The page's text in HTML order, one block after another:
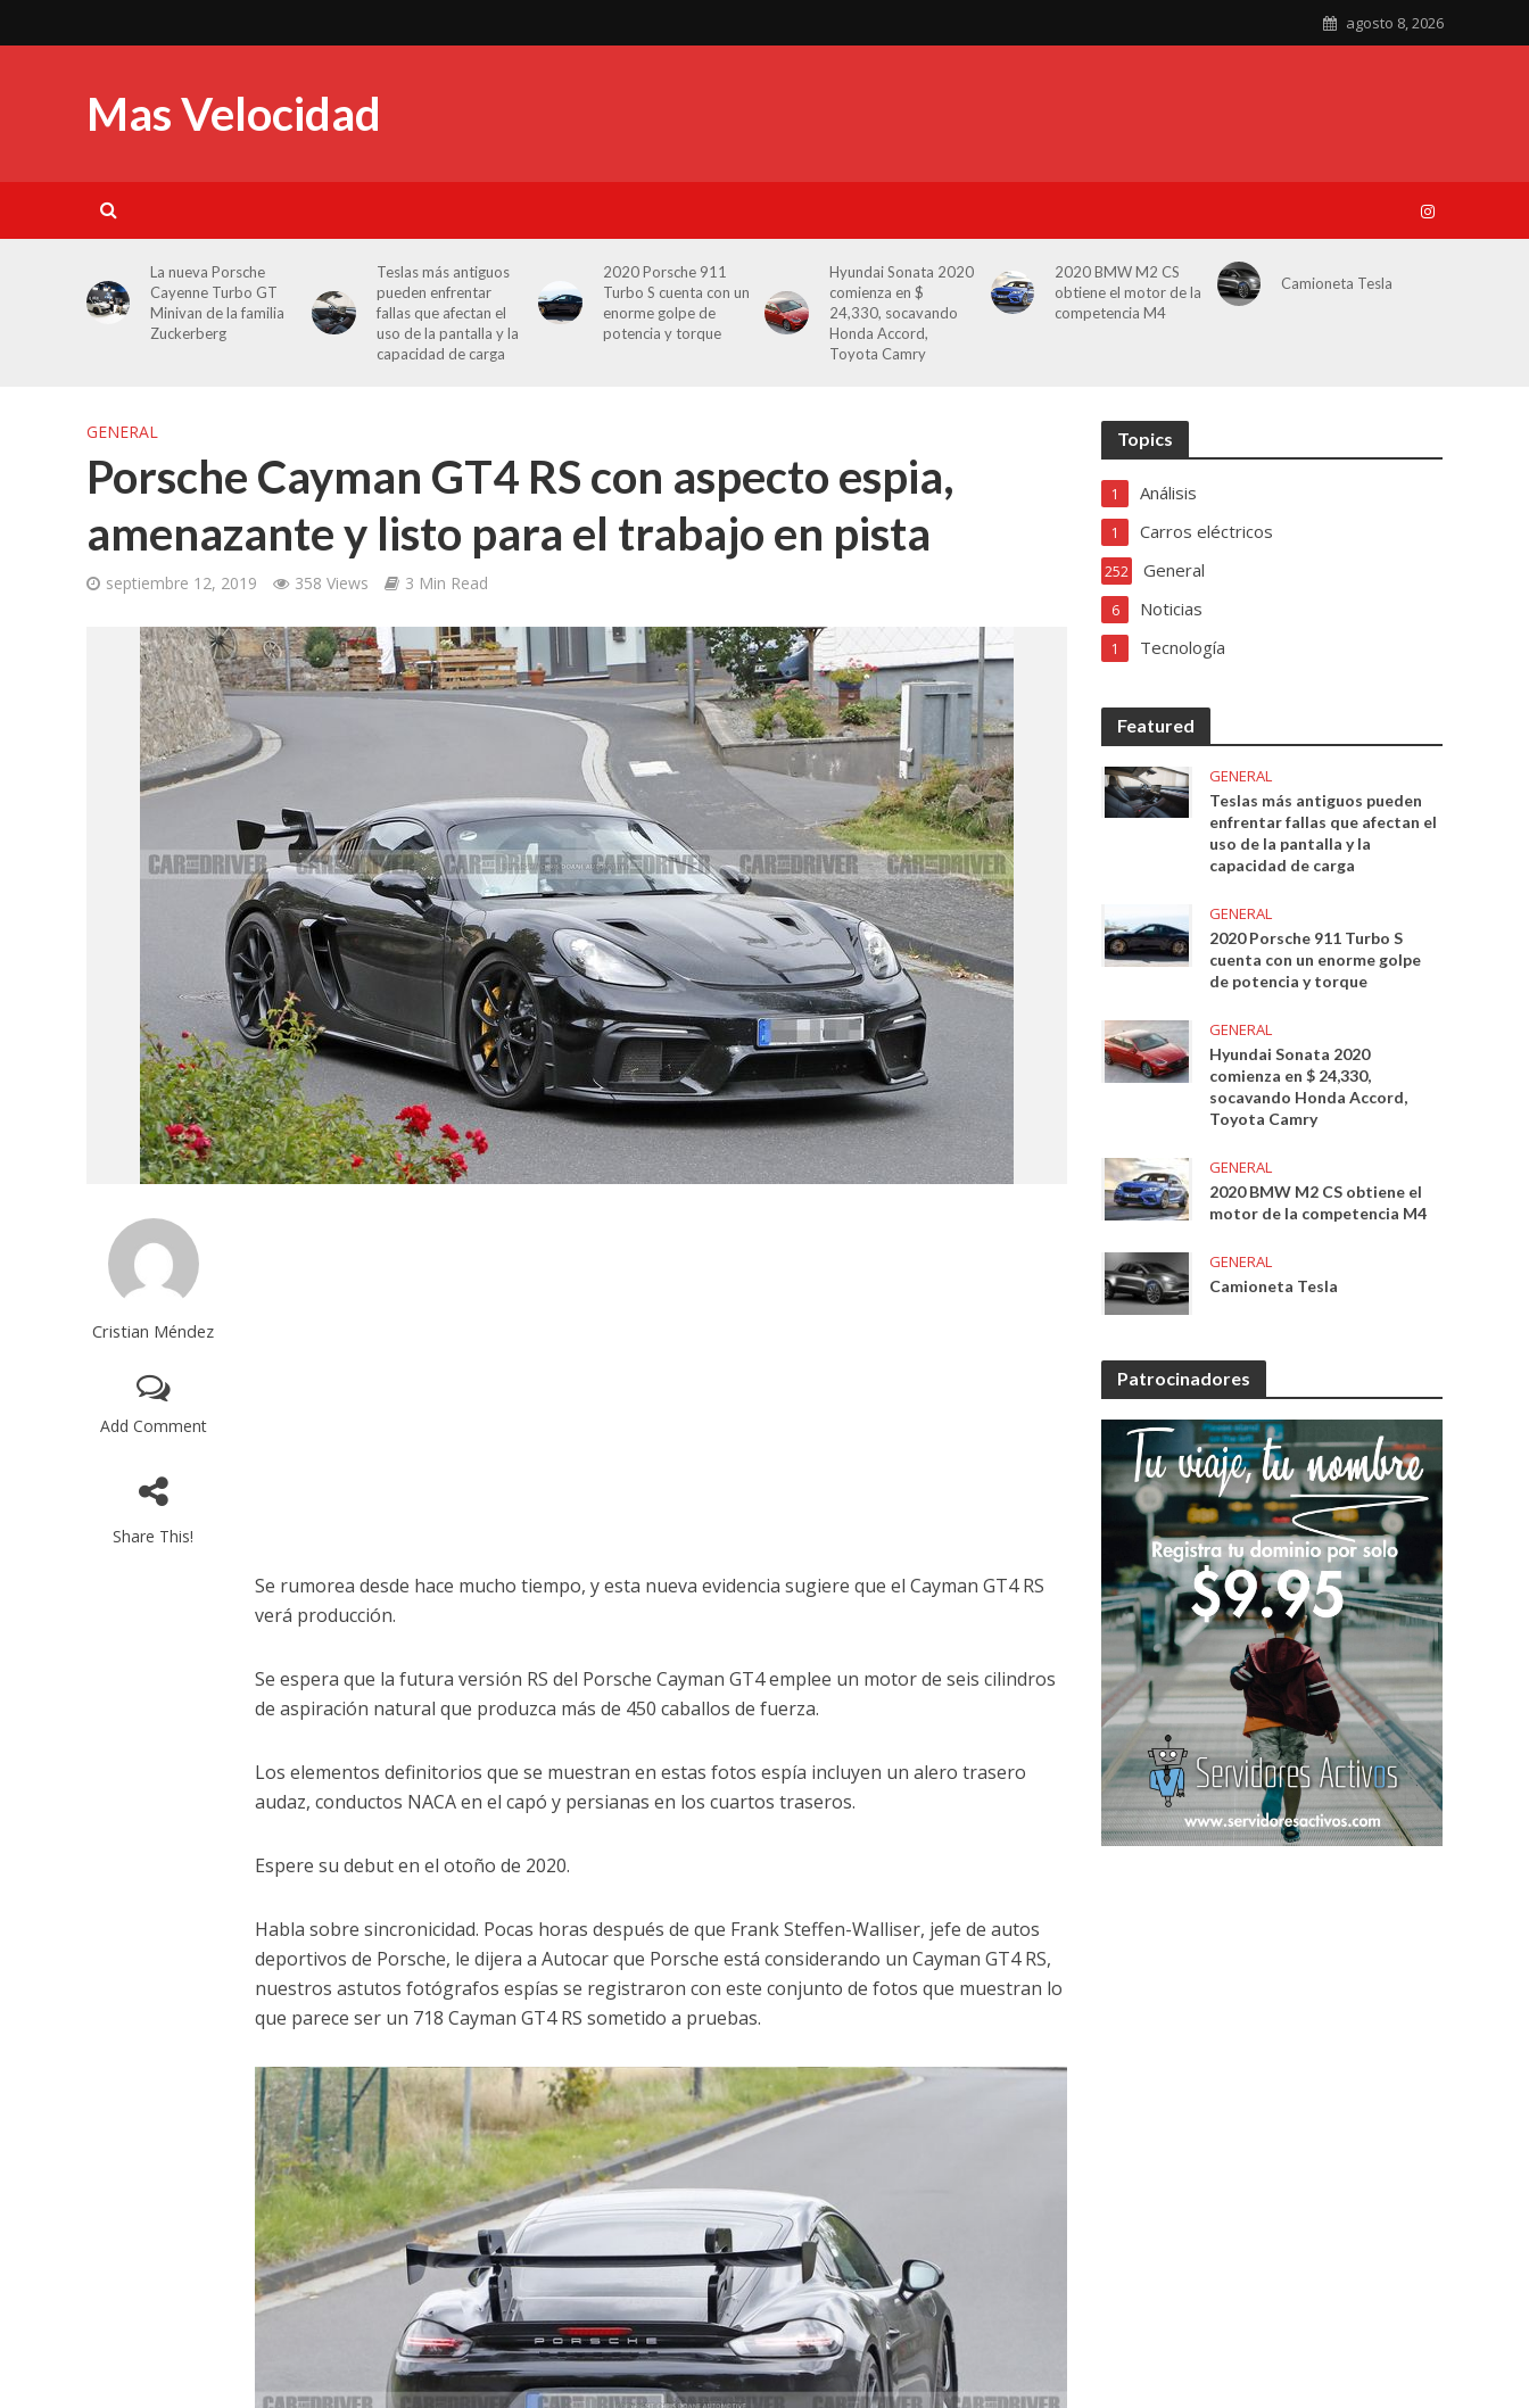
agosto 8, 2026
Mas Velocidad
La nueva Porsche
Cayenne Turbo GT
Minivan de la familia
Zuckerberg
Teslas más antiguos
pueden enfrentar
fallas que afectan el
uso de la pantalla y la
capacidad de carga
2020 Porsche 911
Turbo S cuenta con un
enorme golpe de
potencia y torque
Hyundai Sonata 2020
comienza en $
24,330, socavando
Honda Accord,
Toyota Camry
2020 BMW M2 CS
obtiene el motor de la
competencia M4
Camioneta Tesla
GENERAL
Porsche Cayman GT4 RS con aspecto espia,
amenazante y listo para el trabajo en pista
septiembre 12, 2019 358 Views 3 Min Read
Cristian Méndez
Add Comment
Share This!
Se rumorea desde hace mucho tiempo, y esta nueva evidencia sugiere que el Cayman GT4 RS
verá producción.
Se espera que la futura versión RS del Porsche Cayman GT4 emplee un motor de seis cilindros
de aspiración natural que produzca más de 450 caballos de fuerza.
Los elementos definitorios que se muestran en estas fotos espía incluyen un alero trasero
audaz, conductos NACA en el capó y persianas en los cuartos traseros.
Espere su debut en el otoño de 2020.
Habla sobre sincronicidad. Pocas horas después de que Frank Steffen-Walliser, jefe de autos
deportivos de Porsche, le dijera a Autocar que Porsche está considerando un Cayman GT4 RS,
nuestros astutos fotógrafos espías se registraron con este conjunto de fotos que muestran lo
que parece ser un 718 Cayman GT4 RS sometido a pruebas.
Topics
Análisis
1
Carros eléctricos
1
General
252
Noticias
6
Tecnología
1
Featured
GENERAL
Teslas más antiguos pueden
enfrentar fallas que afectan el
uso de la pantalla y la
capacidad de carga
GENERAL
2020 Porsche 911 Turbo S
cuenta con un enorme golpe
de potencia y torque
GENERAL
Hyundai Sonata 2020
comienza en $ 24,330,
socavando Honda Accord,
Toyota Camry
GENERAL
2020 BMW M2 CS obtiene el
motor de la competencia M4
GENERAL
Camioneta Tesla
Patrocinadores